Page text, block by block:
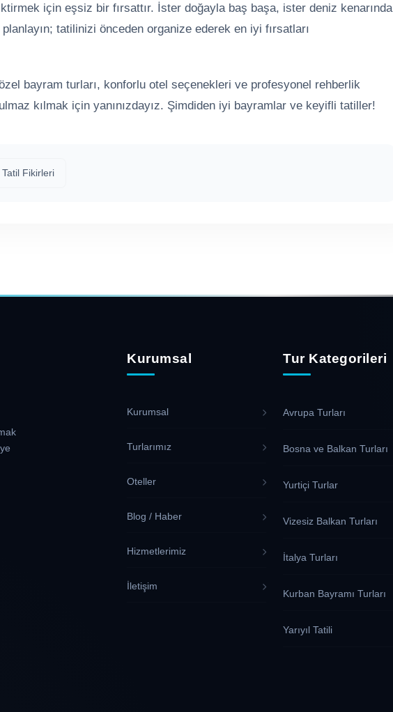
için eşsiz bir fırsattır. İster doğayla baş başa, ister deniz kenarında
tatilinizi önceden organize ederek en iyi fırsatları
bayram turları, konforlu otel seçenekleri ve profesyonel rehberlik
kılmak için yanınızdayız. Şimdiden iyi bayramlar ve keyifli tatiller!
Fikirleri
Kurumsal
Kurumsal
Turlarımız
Oteller
Blog / Haber
Hizmetlerimiz
İletişim
Tur Kategorileri
Avrupa Turları
Bosna ve Balkan Turları
Yurtiçi Turlar
Vizesiz Balkan Turları
İtalya Turları
Kurban Bayramı Turları
Yarıyıl Tatili